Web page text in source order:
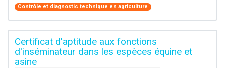
Contrôle et diagnostic technique en agriculture
Certificat d'aptitude aux fonctions
d'inséminateur dans les espèces équine et
asine